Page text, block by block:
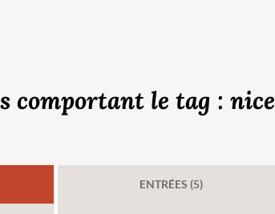
comportant le tag : nice
ENTRÉES (5)